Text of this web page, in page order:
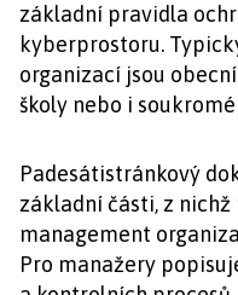
základní pravidla
kyberprostoru.
organizací jsou
školy nebo i
Padesátistránkový
základní části, z
management
Pro manažery